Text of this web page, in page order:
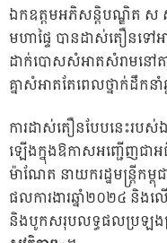
ឯកឧត្តមអភិសន្ដិបណ្ឌិត ស សុ
មហាផ្ទៃ បានដាស់តឿនទៅអ
ដាក់បោសសំអាតសំរាមនៅ
គ្នាសំអាតតែពេលថ្នាក់ដឹកន
ការដាស់តឿនបែបនេះរប
ឡើងក្នុងឱកាសអញ្ជើញជ
ម៉ាណែត នាយករដ្ឋមន្ដ្រីកម្
ផលការងារឆ្នាំ២០២៤ និង
និងបូកសរុបលទ្ធផលប្រឡ